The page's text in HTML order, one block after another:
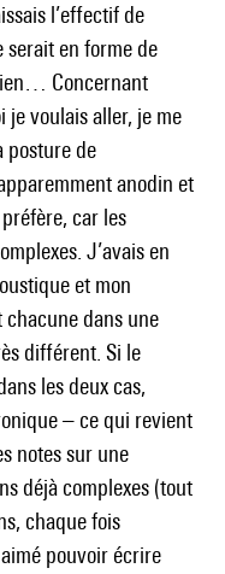
l’effectif de
serait en forme de
Concernant
je voulais aller, je me
posture de
anodin et
car les
J’avais en
et mon
dans une
différent. Si le
les deux cas,
– ce qui revient
notes sur une
déjà complexes (tout
chaque fois
pouvoir écrire